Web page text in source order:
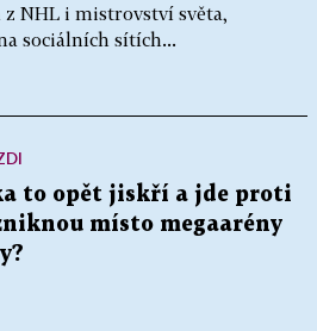
NHL i mistrovství světa,
sociálních sítích...
to opět jiskří a jde proti
místo megaarény